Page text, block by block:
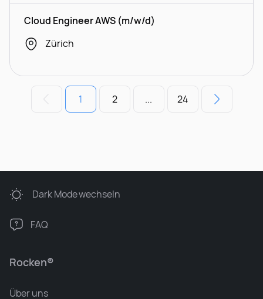
Cloud Engineer AWS (m/w/d)
Zürich
1 2 ... 24
Rocken®
Über uns
Dark Modewechseln
FAQ